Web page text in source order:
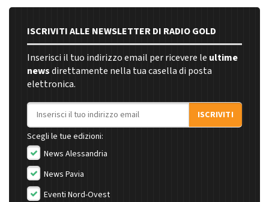
ISCRIVITI ALLE NEWSLETTER DI RADIO GOLD
Inserisci il tuo indirizzo email per ricevere le ultime
newsdirettamente nella tua casella di posta
elettronica.
Indirizzo email
ISCRIVITI
Scegli le tue edizioni:
News Alessandria
News Pavia
Eventi Nord-Ovest